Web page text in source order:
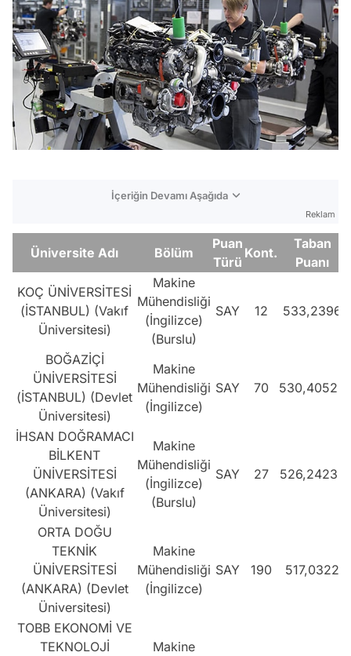
İçeriğin Devamı Aşağıda
Reklam
Üniversite Adı Bölüm
Puan
Türü
Kont.
Taban
Puanı
KOÇ ÜNİVERSİTESİ
(İSTANBUL) (Vakıf
Üniversitesi)
Makine
Mühendisliği
(İngilizce)
(Burslu)
SAY 12 533,2396
BOĞAZİÇİ
ÜNİVERSİTESİ
(İSTANBUL) (Devlet
Üniversitesi)
Makine
Mühendisliği
(İngilizce)
SAY 70 530,40529
İHSAN DOĞRAMACI
BİLKENT
ÜNİVERSİTESİ
(ANKARA) (Vakıf
Üniversitesi)
Makine
Mühendisliği
(İngilizce)
(Burslu)
SAY 27 526,24235
ORTA DOĞU
TEKNİK
ÜNİVERSİTESİ
(ANKARA) (Devlet
Üniversitesi)
Makine
Mühendisliği
(İngilizce)
SAY 190 517,0322
TOBB EKONOMİ VE
TEKNOLOJİ
Makine